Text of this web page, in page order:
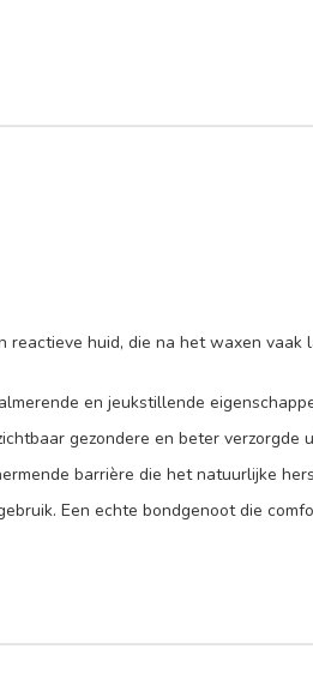
huid, die na het waxen vaak
en jeukstillende
gezondere en beter verzorgde
barrière die het natuurlijke
Een echte bondgenoot die